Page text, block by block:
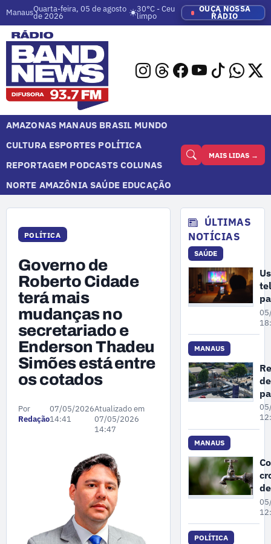
ManausQuarta-feira, 05 de agosto
de 2026
30°C - Ceu
limpo
OUÇA NOSSA
RÁDIO
AMAZONAS MANAUS BRASIL MUNDO
CULTURA ESPORTES POLÍTICA
REPORTAGEM PODCASTS COLUNAS
NORTE AMAZÔNIA SAÚDE EDUCAÇÃO
MAIS LIDAS →
POLÍTICA
Governo de
Roberto Cidade
terá mais
mudanças no
secretariado e
Enderson Thadeu
Simões está entre
os cotados
Por
Redação
07/05/2026
14:41
Atualizado em
07/05/2026
14:47
ÚLTIMAS
NOTÍCIAS
SAÚDE
o
de
MANAUS
de
na
MANAUS
de
POLÍTICA